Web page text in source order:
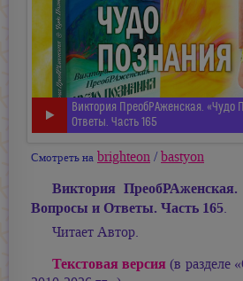
Виктория ПреобРАженская. «Чудо
Ответы. Часть 165
Смотреть на brighteon /bastyon
Виктория
Вопросы и Ответы. Часть 165.
Читает Автор.
Текстовая версия(в разделе